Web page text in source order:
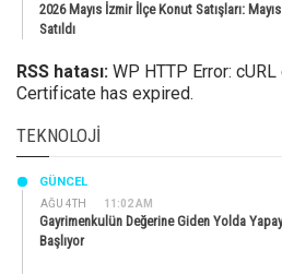
2026 Mayıs İzmir İlçe Konut Satışları:
Satıldı
RSS hatası: WP HTTP Error:
Certificate has expired.
TEKNOLOJI
AĞU 4TH 11:02 AM
GÜNCEL
Gayrimenkulün Değerine Giden Yolda
Başlıyor